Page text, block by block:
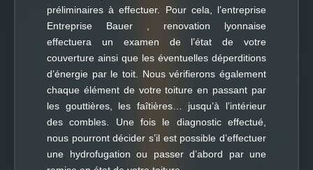
préliminaires à effectuer. Pour cela, l’entreprise
Entreprise Bauer , renovation lyonnaise
effectuera un examen de l’état de votre
couverture ainsi que les éventuelles déperditions
d’énergie par le toit. Nous vérifierons également
chaque élément de votre toiture en passant par
les gouttières, les faîtières… jusqu’à l’intérieur
des combles. Une fois le diagnostic effectué,
nous pourront décider s’il est possible d’effectuer
une hydrofugation ou passer d’abord par une